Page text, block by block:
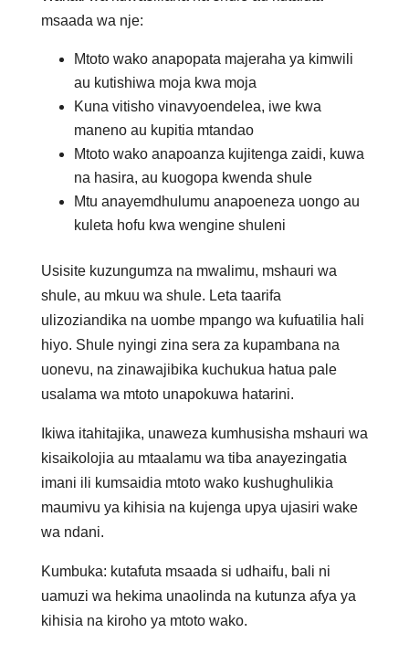
msaada wa nje:
Mtoto wako anapopata majeraha ya kimwili
au kutishiwa moja kwa moja
Kuna vitisho vinavyoendelea, iwe kwa
maneno au kupitia mtandao
Mtoto wako anapoanza kujitenga zaidi, kuwa
na hasira, au kuogopa kwenda shule
Mtu anayemdhulumu anapoeneza uongo au
kuleta hofu kwa wengine shuleni
Usisite kuzungumza na mwalimu, mshauri wa
shule, au mkuu wa shule. Leta taarifa
ulizoziandika na uombe mpango wa kufuatilia hali
hiyo. Shule nyingi zina sera za kupambana na
uonevu, na zinawajibika kuchukua hatua pale
usalama wa mtoto unapokuwa hatarini.
Ikiwa itahitajika, unaweza kumhusisha mshauri wa
kisaikolojia au mtaalamu wa tiba anayezingatia
imani ili kumsaidia mtoto wako kushughulikia
maumivu ya kihisia na kujenga upya ujasiri wake
wa ndani.
Kumbuka: kutafuta msaada si udhaifu, bali ni
uamuzi wa hekima unaolinda na kutunza afya ya
kihisia na kiroho ya mtoto wako.